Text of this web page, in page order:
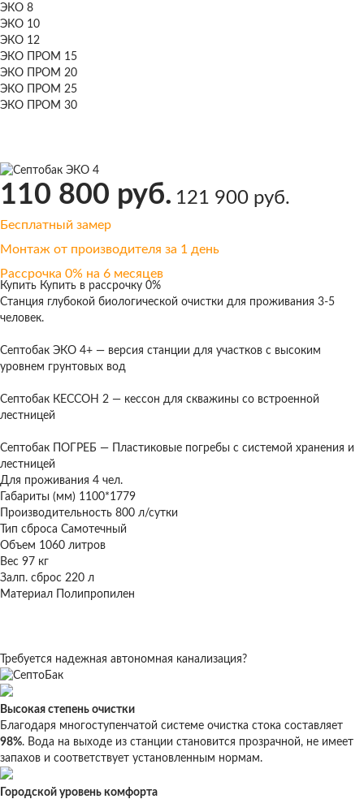
ЭКО 8
ЭКО 10
ЭКО 12
ЭКО ПРОМ 15
ЭКО ПРОМ 20
ЭКО ПРОМ 25
ЭКО ПРОМ 30
110 800 руб. 121 900 руб.
Бесплатный замер
Монтаж от производителя за 1 день
Рассрочка 0% на 6 месяцев
Купить Купить в рассрочку 0%
Cтанция глубокой биологической очистки для проживания 3-5
человек.
Септобак ЭКО 4+ — версия станции для участков с высоким
уровнем грунтовых вод
Септобак КЕССОН 2 — кессон для скважины со встроенной
лестницей
Септобак ПОГРЕБ — Пластиковые погребы с системой хранения и
лестницей
Для проживания 4 чел.
Габариты (мм) 1100*1779
Производительность 800 л/сутки
Тип сброса Самотечный
Объем 1060 литров
Вес 97 кг
Залп. сброс 220 л
Материал Полипропилен
Требуется надежная автономная канализация?
Высокая степень очистки
Благодаря многоступенчатой системе очистка стока составляет
98%. Вода на выходе из станции становится прозрачной, не имеет
запахов и соответствует установленным нормам.
Городской уровень комфорта